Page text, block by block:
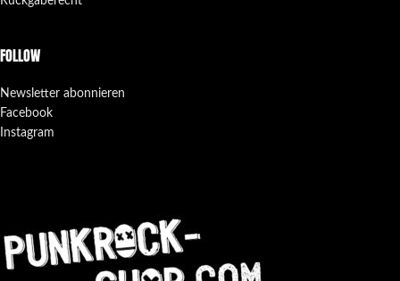
FOLLOW
Newsletter abonnieren
Facebook
Instagram